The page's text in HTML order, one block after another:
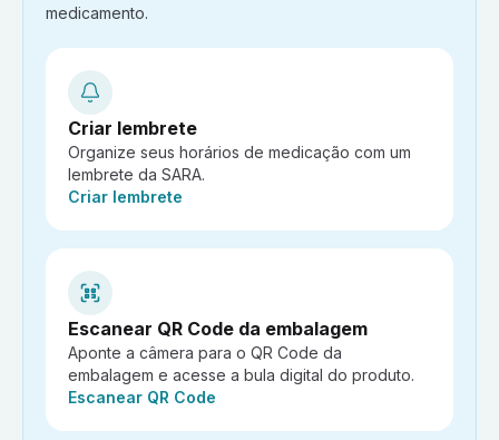
medicamento.
Criar lembrete
Organize seus horários de medicação com um
lembrete da SARA.
Ação:
Criar lembrete
Escanear QR Code da embalagem
Aponte a câmera para o QR Code da
embalagem e acesse a bula digital do produto.
Ação:
Escanear QR Code